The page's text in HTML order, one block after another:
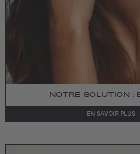
NOTRE SOLUTION :
EN SAVOIR PLUS